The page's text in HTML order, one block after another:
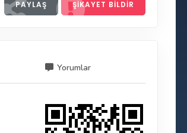
PAYLAŞ ŞIKAYET BILDIR
Yorumlar